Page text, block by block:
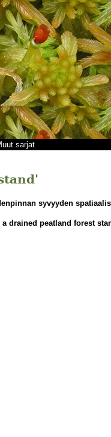
sarjat
syvyyden
drained peatland forest